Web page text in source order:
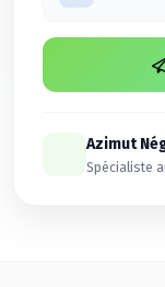
Azimut
Spécialiste